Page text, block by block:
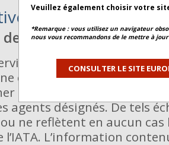
aux notes de
l’IATA :
offert à ses clients et à
compagnie aérienne,
accès aux échanges
agents désignés. De tels
ne reflètent en aucun
l’IATA. L’information
Veuillez également choisir votre
*Remarque : vous utilisez un navigateur
nous vous recommandons de le mettre à
CONSULTER LE SITE